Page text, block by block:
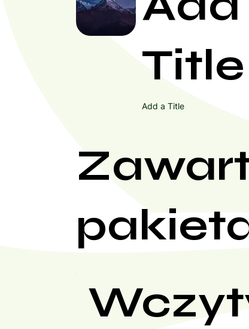
Title
Add a Title